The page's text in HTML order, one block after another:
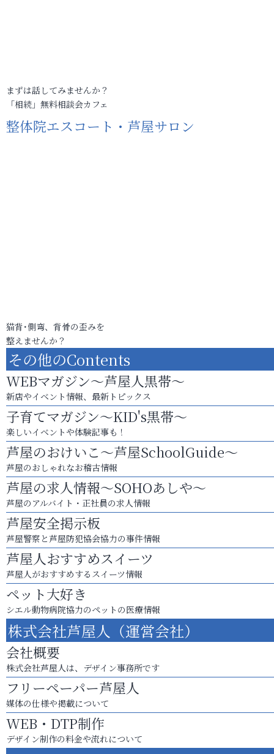
まずは話してみませんか？
「相続」無料相談会カフェ
整体院エスコート・芦屋サロン
猫背･側弯、背骨の歪みを
整えませんか？
その他のContents
WEBマガジン～芦屋人黒帯～
新店やイベント情報、最新トピックス
子育てマガジン～KID's黒帯～
楽しいイベントや体験記事も！
芦屋のおけいこ～芦屋SchoolGuide～
芦屋のおしゃれなお稽古情報
芦屋の求人情報～SOHOあしや～
芦屋のアルバイト・正社員の求人情報
芦屋安全掲示板
芦屋警察と芦屋防犯協会協力の事件情報
芦屋人おすすめスイーツ
芦屋人がおすすめするスイーツ情報
ペット大好き
シエル動物病院協力のペットの医療情報
株式会社芦屋人（運営会社）
会社概要
株式会社芦屋人は、デザイン事務所です
フリーペーパー芦屋人
媒体の仕様や掲載について
WEB・DTP制作
デザイン制作の料金や流れについて